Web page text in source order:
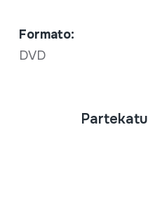
Formato:
DVD
Partekatu